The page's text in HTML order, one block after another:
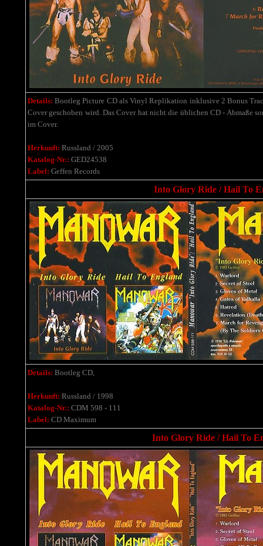
Details:Bootleg Picture CD als Vinyl Replikation inklusive 2 Bonus
Cover geschoben wird. Das Cover hat nicht die üblichen CD - Abmaße
im Cover.
Herkunft: Russland / 2005
Katalog-Nr.: GED24538
Label: Geffen Records
Into Glory Ride / Hail To
Details: Bootleg CD,
Herkunft: Russland / 1998
Katalog-Nr.: CDM 598 - 111
Label: CD Maximum
Into Glory Ride / Hail To